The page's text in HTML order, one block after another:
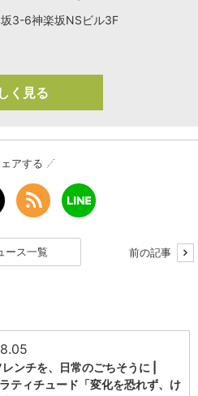
3-6神楽坂NSビル3F
く見る
アする
ース一覧 前の記事
ンチを、日常のごちそうに |
ティチュード「変化を恐れず、け